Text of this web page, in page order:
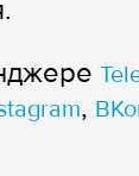
,